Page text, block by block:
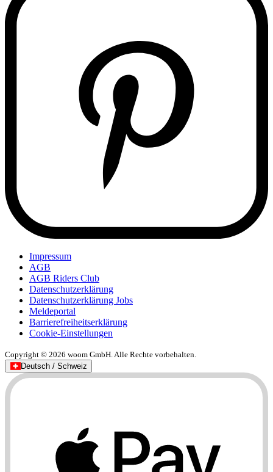
Impressum
AGB
AGB Riders Club
Datenschutzerklärung
Datenschutzerklärung Jobs
Meldeportal
Barrierefreiheitserklärung
Cookie-Einstellungen
Copyright © 2026 woom GmbH. Alle Rechte vorbehalten.
Deutsch / Schweiz